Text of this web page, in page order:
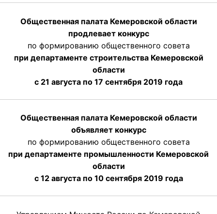
Общественная палата Кемеровской области
продлевает конкурс
по формированию общественного совета
при департаменте строительства Кемеровской
области
с 21 августа по 17 сентября 2019 года
Общественная палата Кемеровской области
объявляет конкурс
по формированию общественного совета
при департаменте промышленности Кемеровской
области
с 12 августа по 10 сентября 2019 года